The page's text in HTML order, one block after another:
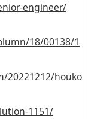
engineer/
18/00138/1
20221212/houko
1151/